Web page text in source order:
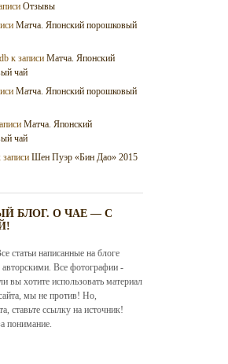
Отзывы
Матча. Японский порошковый
к записиМатча. Японский
чай
Матча. Японский порошковый
Матча. Японский
чай
записиШен Пуэр «Бин Дао» 2015
БЛОГ. О ЧАЕ — С
статьи написанные на блоге
Все фотографии -
вы хотите использовать материал
мы не против! Но,
ставьте ссылку на источник!
понимание.